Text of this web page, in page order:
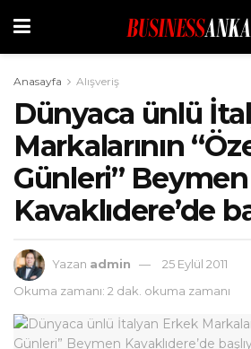
Anasayfa Alışveriş
Dünyaca ünlü
Markalarının
Günleri” Beymen
Kavaklıdere’de
Yazan admin
25 Eylül 2011
Okuma zamanı: 2 dak. okuma zamanı